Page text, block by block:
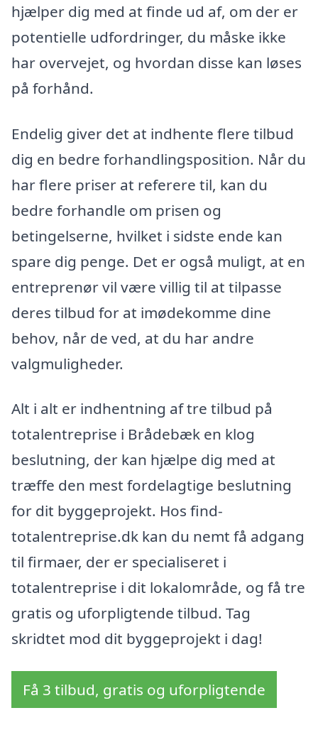
hjælper dig med at finde ud af, om der er
potentielle udfordringer, du måske ikke
har overvejet, og hvordan disse kan løses
på forhånd.
Endelig giver det at indhente flere tilbud
dig en bedre forhandlingsposition. Når du
har flere priser at referere til, kan du
bedre forhandle om prisen og
betingelserne, hvilket i sidste ende kan
spare dig penge. Det er også muligt, at en
entreprenør vil være villig til at tilpasse
deres tilbud for at imødekomme dine
behov, når de ved, at du har andre
valgmuligheder.
Alt i alt er indhentning af tre tilbud på
totalentreprise i Brådebæk en klog
beslutning, der kan hjælpe dig med at
træffe den mest fordelagtige beslutning
for dit byggeprojekt. Hos find-
totalentreprise.dk kan du nemt få adgang
til firmaer, der er specialiseret i
totalentreprise i dit lokalområde, og få tre
gratis og uforpligtende tilbud. Tag
skridtet mod dit byggeprojekt i dag!
Få 3 tilbud, gratis og uforpligtende